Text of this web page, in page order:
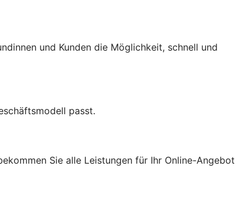
und Kunden die Möglichkeit, schnell und
passt.
Sie alle Leistungen für Ihr Online-Angebot